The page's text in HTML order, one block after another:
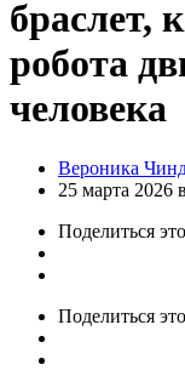
браслет,
робота
человека
Posted
by
Вероника
25 марта 2026
Поделиться
Поделиться